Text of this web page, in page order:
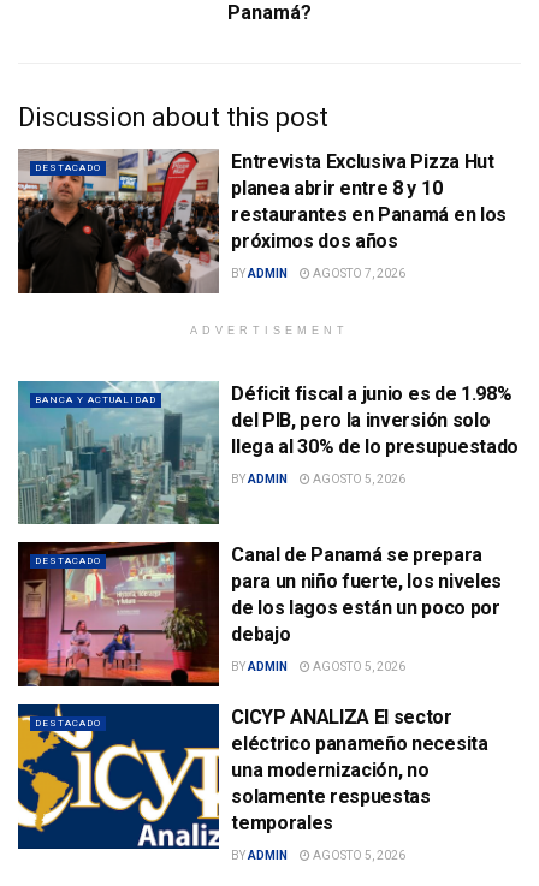
Panamá?
Discussion about this post
DESTACADO
Entrevista Exclusiva Pizza Hut
planea abrir entre 8 y 10
restaurantes en Panamá en los
próximos dos años
BYADMIN AGOSTO 7, 2026
ADVERTISEMENT
BANCA Y ACTUALIDAD
Déficit fiscal a junio es de 1.98%
del PIB, pero la inversión solo
llega al 30% de lo presupuestado
BYADMIN AGOSTO 5, 2026
DESTACADO
Canal de Panamá se prepara
para un niño fuerte, los niveles
de los lagos están un poco por
debajo
BYADMIN AGOSTO 5, 2026
DESTACADO
CICYP ANALIZA El sector
eléctrico panameño necesita
una modernización, no
solamente respuestas
temporales
BYADMIN AGOSTO 5, 2026